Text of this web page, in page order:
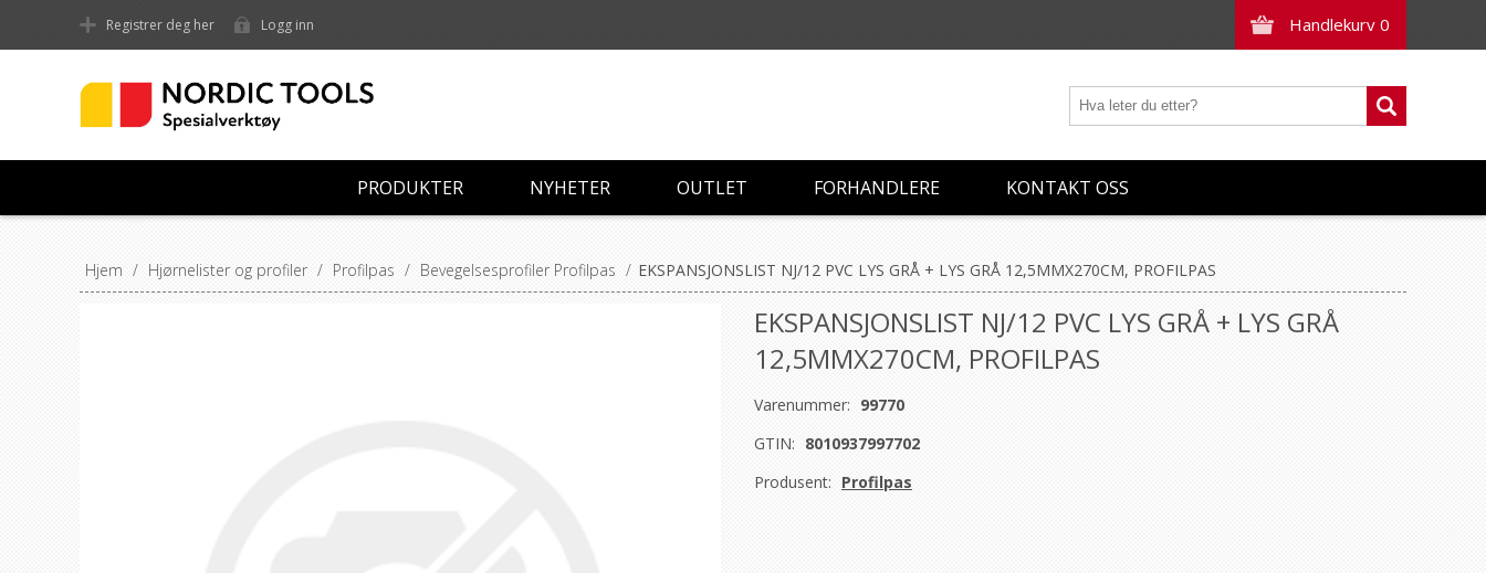
Handlekurv 0
Registrer deg her Logg inn
PRODUKTER NYHETER OUTLET FORHANDLERE KONTAKT OSS
Hjem / Hjørnelister og profiler / Profilpas / Bevegelsesprofiler Profilpas / EKSPANSJONSLIST NJ/12 PVC LYS GRÅ + LYS GRÅ 12,5MMX270CM, PROFILPAS
EKSPANSJONSLIST NJ/12 PVC LYS GRÅ + LYS GRÅ
12,5MMX270CM, PROFILPAS
Varenummer: 99770
GTIN: 8010937997702
Produsent: Profilpas